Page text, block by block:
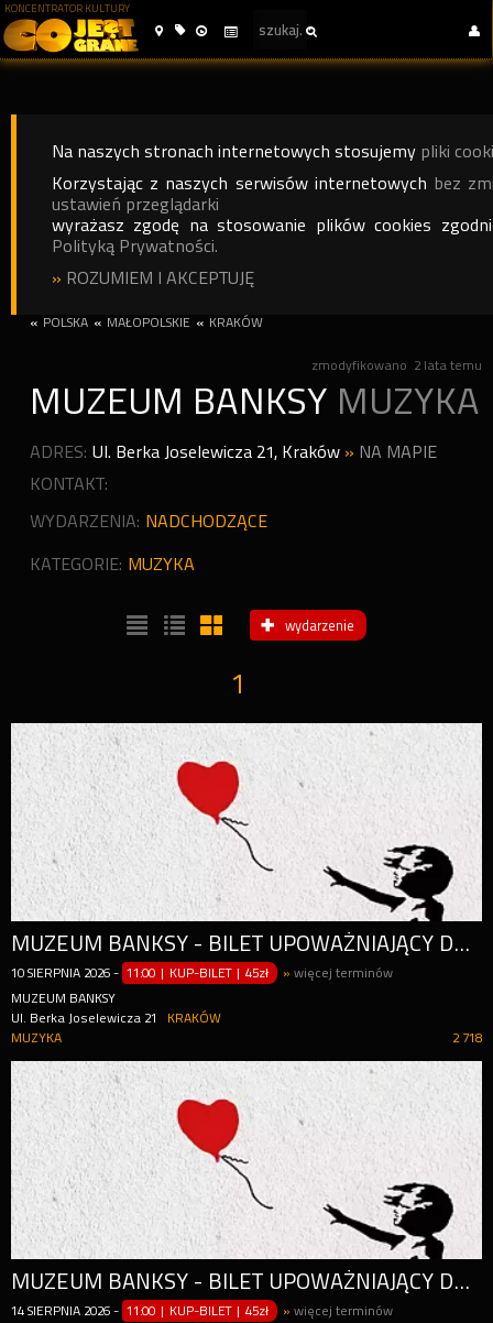
KONCENTRATOR KULTURY
Na naszych stronach internetowych stosujemy pliki
Korzystając z naszych serwisów internetowych bez
ustawień przeglądarki
wyrażasz zgodę na stosowanie plików cookies
Polityką Prywatności.
» ROZUMIEM I AKCEPTUJĘ
« POLSKA « MAŁOPOLSKIE « KRAKÓW
zmodyfikowano 2 lata temu
MUZEUM BANKSY MUZYKA
ADRES: Ul. Berka Joselewicza 21, Kraków » NA MAPIE
KONTAKT:
WYDARZENIA: NADCHODZĄCE
KATEGORIE: MUZYKA
wydarzenie
1
MUZEUM BANKSY - BILET UPOWAŻNIAJĄCY DO WEJŚCIA W CIĄGU CAŁEGO DNIA (OD GODZ. 11:00)
10 SIERPNIA 2026 - 11:00 | KUP-BILET |45zł »więcej terminów
MUZEUM BANKSY
Ul. Berka Joselewicza 21
KRAKÓW
2 718
MUZYKA
MUZEUM BANKSY - BILET UPOWAŻNIAJĄCY DO WEJŚCIA W CIĄGU CAŁEGO DNIA (OD GODZ. 11:00)
14 SIERPNIA 2026 - 11:00 | KUP-BILET |45zł »więcej terminów